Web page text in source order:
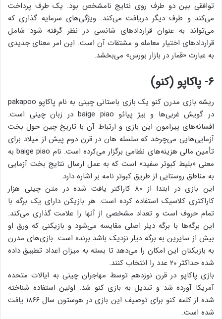
توافقی بین دو طرف روی نتایج نامشخص بود. یک طرف پرداخت
می‌کند و طرف دیگر دریافت می‌کند. ویژگی‌های سرمایه گذاری که
می‌تواند به عنوان قراردادهای شانسی در نظر گرفته شود شامل
قراردادهای اختیار معامله و مشتقات آن است. این امر معنای جدیدی
به عبارت «قمار در بازار بورس» می‌بخشد.
۶- پاکاپو (کنو)
ریشه بازی مدرن کنو یک بازی باستانی چینی به نام پاکاپو pakapoo
در گویش غربی‌ها و بیژ پیائو baige piao در زبان چینی است.
افسانه‌های پیرامون این بازی و ارتباط آن با تاریخ چین حول بخت
آزمایی‌هایی می‌چرخد که سلسله ‌هان در قرن دوم پیش از میلاد برای
تأمین مالی هزینه‌های نظامی برگزار می‌کرده است. ‌نام baige piao به
معنی «بلیط کبوتر سفید» است که به عمل ارسال نتایج بخت آزمایی
به مناطق روستایی از طریق کبوتر نامه بر اشاره دارد.
این بازی در ابتدا از ۸۰ کاراکتر یافت شده در متن چینی هزار
کاراکتری کلاسیک استفاده کرده است. هر بازیکن دارای یک برگه با
تمام حروف است و تعداد مشخصی از آنها را علامت گذاری می‌کند.
این برگه‌ها با برگه دیلر اصلی مقایسه می‌شود و بازیکنی که ورق او
بیش از سایرین به برگه دیلر نزدیک باشد برنده است. بازی‌های مدرن
به بازیکنان این امکان را می‌دهد تا بسته به میزان اعداد تطبیق داده
شده حداکثر ۲۰ عدد را انتخاب کنند.
بازی پاکاپو در قرن نوزدهم توسط مهاجران چینی به ایالات متحده
آمریکا آورده شد و تبدیل به بازی کنو شد. اولین استفاده شناخته
شده از کلمه کنو برای توصیف این بازی در هوستون سال ۱۸۶۶ یافت
شده است.